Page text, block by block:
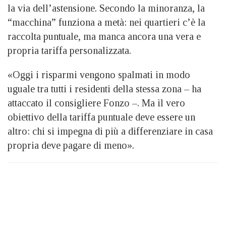
la via dell’astensione. Secondo la minoranza, la
“macchina” funziona a metà: nei quartieri c’è la
raccolta puntuale, ma manca ancora una vera e
propria tariffa personalizzata.
«Oggi i risparmi vengono spalmati in modo
uguale tra tutti i residenti della stessa zona – ha
attaccato il consigliere Fonzo –. Ma il vero
obiettivo della tariffa puntuale deve essere un
altro: chi si impegna di più a differenziare in casa
propria deve pagare di meno».